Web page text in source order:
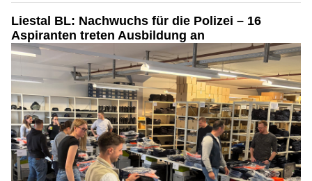
Liestal BL: Nachwuchs für die Polizei – 16
Aspiranten treten Ausbildung an